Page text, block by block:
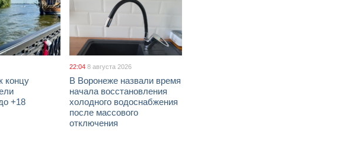
концу
+18
22:04 8 августа 2026
В Воронеже назвали время
начала восстановления
холодного водоснабжения
после массового
отключения